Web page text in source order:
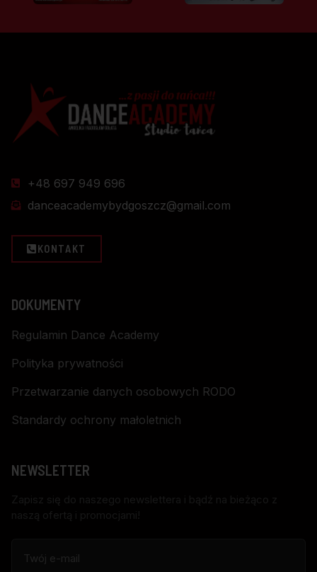
+48 697 949 696
danceacademybydgoszcz@gmail.com
KONTAKT
DOKUMENTY
Regulamin Dance Academy
Polityka prywatności
Przetwarzanie danych osobowych RODO
Standardy ochrony małoletnich
NEWSLETTER